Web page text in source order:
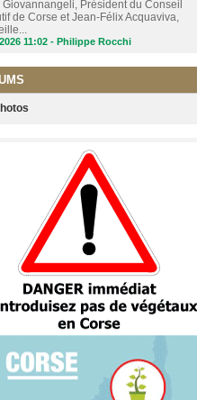
Giovannangeli, Président du Conseil
de Corse et Jean-Félix Acquaviva,
11:02 - Philippe Rocchi